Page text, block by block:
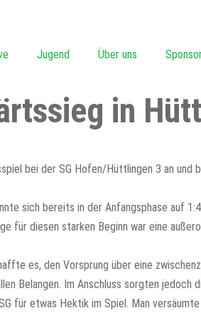
Jugend Über uns
in
bei der SG Hofen/Hüttlingen 3 an und
sich bereits in der Anfangsphase auf
für diesen starken Beginn war eine
es, den Vorsprung über eine
Belangen. Im Anschluss sorgten
für etwas Hektik im Spiel. Man